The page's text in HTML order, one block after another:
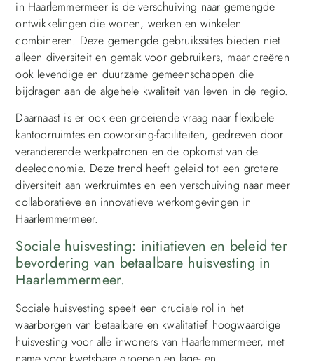
in Haarlemmermeer is de verschuiving naar gemengde
ontwikkelingen die wonen, werken en winkelen
combineren. Deze gemengde gebruikssites bieden niet
alleen diversiteit en gemak voor gebruikers, maar creëren
ook levendige en duurzame gemeenschappen die
bijdragen aan de algehele kwaliteit van leven in de regio.
Daarnaast is er ook een groeiende vraag naar flexibele
kantoorruimtes en coworking-faciliteiten, gedreven door
veranderende werkpatronen en de opkomst van de
deeleconomie. Deze trend heeft geleid tot een grotere
diversiteit aan werkruimtes en een verschuiving naar meer
collaboratieve en innovatieve werkomgevingen in
Haarlemmermeer.
Sociale huisvesting: initiatieven en beleid ter
bevordering van betaalbare huisvesting in
Haarlemmermeer.
Sociale huisvesting speelt een cruciale rol in het
waarborgen van betaalbare en kwalitatief hoogwaardige
huisvesting voor alle inwoners van Haarlemmermeer, met